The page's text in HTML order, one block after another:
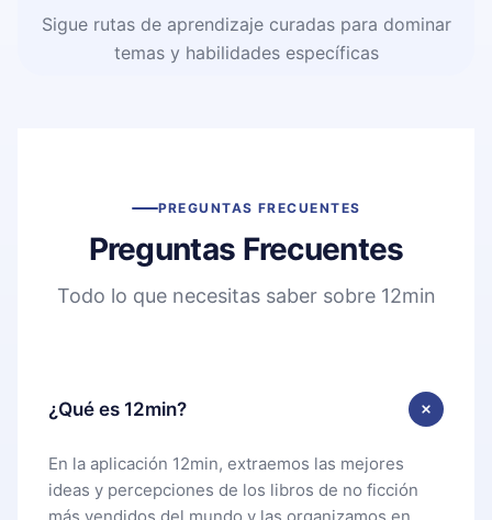
Sigue rutas de aprendizaje curadas para dominar
temas y habilidades específicas
PREGUNTAS FRECUENTES
Preguntas Frecuentes
Todo lo que necesitas saber sobre 12min
¿Qué es 12min?
En la aplicación 12min, extraemos las mejores
ideas y percepciones de los libros de no ficción